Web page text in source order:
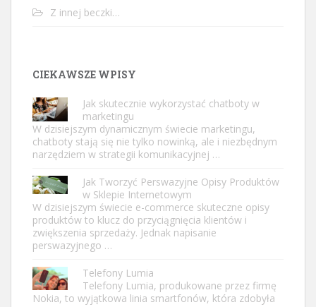
Z innej beczki…
CIEKAWSZE WPISY
Jak skutecznie wykorzystać chatboty w
marketingu
W dzisiejszym dynamicznym świecie marketingu,
chatboty stają się nie tylko nowinką, ale i niezbędnym
narzędziem w strategii komunikacyjnej …
Jak Tworzyć Perswazyjne Opisy Produktów
w Sklepie Internetowym
W dzisiejszym świecie e-commerce skuteczne opisy
produktów to klucz do przyciągnięcia klientów i
zwiększenia sprzedaży. Jednak napisanie
perswazyjnego …
Telefony Lumia
Telefony Lumia, produkowane przez firmę
Nokia, to wyjątkowa linia smartfonów, która zdobyła